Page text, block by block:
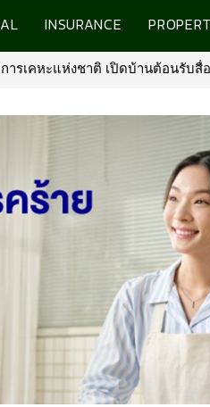
INSURANCE
รงการที่อยู่อาศัยชลบุรี เชื่อมโอก